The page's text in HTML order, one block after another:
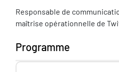
nécessaire
Responsable de
maîtrise opérationnelle de
Programme